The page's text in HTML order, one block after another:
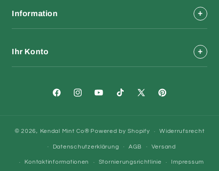
Information
Ihr Konto
FacebookInstagramYouTubeTikTok
X
Pinterest
© 2026, Kendal Mint Co® Powered by Shopify Widerrufsrecht
Datenschutzerklärung AGB Versand
Kontaktinformationen Stornierungsrichtlinie Impressum